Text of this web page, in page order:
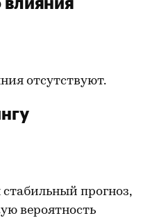
отсутствуют.
прогноз,
вероятность